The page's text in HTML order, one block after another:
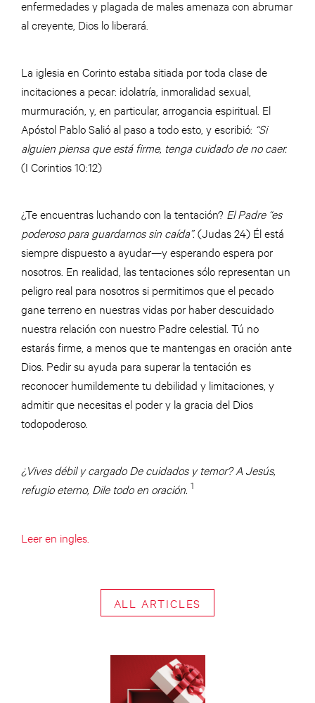
enfermedades y plagada de males amenaza con abrumar
al creyente, Dios lo liberará.
La iglesia en Corinto estaba sitiada por toda clase de
incitaciones a pecar: idolatría, inmoralidad sexual,
murmuración, y, en particular, arrogancia espiritual. El
Apóstol Pablo Salió al paso a todo esto, y escribió: “Si
alguien piensa que está firme, tenga cuidado de no caer.
(I Corintios 10:12)
¿Te encuentras luchando con la tentación? El Padre “es
poderoso para guardarnos sin caída”.(Judas 24) Él está
siempre dispuesto a ayudar—y esperando espera por
nosotros. En realidad, las tentaciones sólo representan un
peligro real para nosotros si permitimos que el pecado
gane terreno en nuestras vidas por haber descuidado
nuestra relación con nuestro Padre celestial. Tú no
estarás firme, a menos que te mantengas en oración ante
Dios. Pedir su ayuda para superar la tentación es
reconocer humildemente tu debilidad y limitaciones, y
admitir que necesitas el poder y la gracia del Dios
todopoderoso.
¿Vives débil y cargado De cuidados y temor? A Jesús,
refugio eterno, Dile todo en oración. 1
Leer en ingles.
ALL ARTICLES